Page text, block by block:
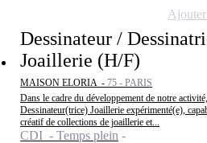
Dessinateur /
Joaillerie (H/F)
MAISON ELORIA - 75 - PARIS
Dans le cadre du développement de notre
Dessinateur(trice) Joaillerie expérimenté(e),
créatif de collections de joaillerie et...
CDI - Temps plein